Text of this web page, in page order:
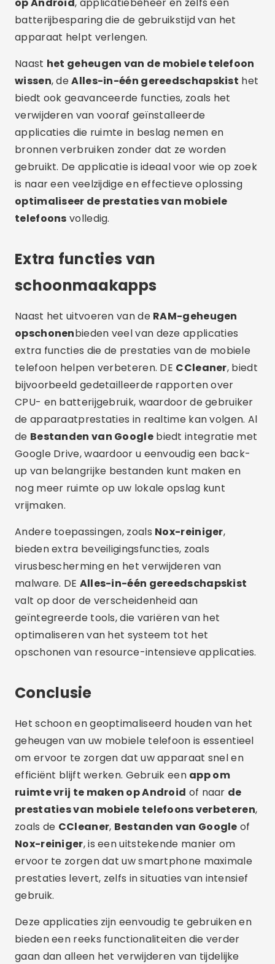
batterijbesparing die de gebruikstijd van het
apparaat helpt verlengen.
Naast het geheugen van de mobiele telefoon
wissen, deAlles-in-één gereedschapskist het
biedt ook geavanceerde functies, zoals het
verwijderen van vooraf geïnstalleerde
applicaties die ruimte in beslag nemen en
bronnen verbruiken zonder dat ze worden
gebruikt. De applicatie is ideaal voor wie op zoek
is naar een veelzijdige en effectieve oplossing
optimaliseer de prestaties van mobiele
telefoons volledig.
Extra functies van
schoonmaakapps
Naast het uitvoeren van de RAM-geheugen
opschonenbieden veel van deze applicaties
extra functies die de prestaties van de mobiele
telefoon helpen verbeteren. DE CCleaner, biedt
bijvoorbeeld gedetailleerde rapporten over
CPU- en batterijgebruik, waardoor de gebruiker
de apparaatprestaties in realtime kan volgen. Al
de Bestanden van Googlebiedt integratie met
Google Drive, waardoor u eenvoudig een back-
up van belangrijke bestanden kunt maken en
nog meer ruimte op uw lokale opslag kunt
vrijmaken.
Andere toepassingen, zoals Nox-reiniger,
bieden extra beveiligingsfuncties, zoals
virusbescherming en het verwijderen van
malware. DE Alles-in-één gereedschapskist
valt op door de verscheidenheid aan
geïntegreerde tools, die variëren van het
optimaliseren van het systeem tot het
opschonen van resource-intensieve applicaties.
Conclusie
Het schoon en geoptimaliseerd houden van het
geheugen van uw mobiele telefoon is essentieel
om ervoor te zorgen dat uw apparaat snel en
efficiënt blijft werken. Gebruik een app om
ruimte vrij te maken op Android of naar de
prestaties van mobiele telefoons verbeteren,
zoals de CCleaner, Bestanden van Google of
Nox-reiniger, is een uitstekende manier om
ervoor te zorgen dat uw smartphone maximale
prestaties levert, zelfs in situaties van intensief
gebruik.
Deze applicaties zijn eenvoudig te gebruiken en
bieden een reeks functionaliteiten die verder
gaan dan alleen het verwijderen van tijdelijke